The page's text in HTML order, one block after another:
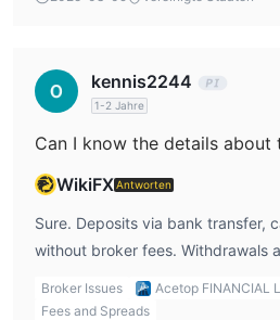
key safety factor for me.
kennis2244
1-2 Jahre
WikiFXAntworten
Sure. Deposits via bank transfer,
without broker fees. Withdrawals
methods. Spreads are variable,
before trading to estimate costs.
Broker Issues
Acetop FINANCIAL
Fees and Spreads